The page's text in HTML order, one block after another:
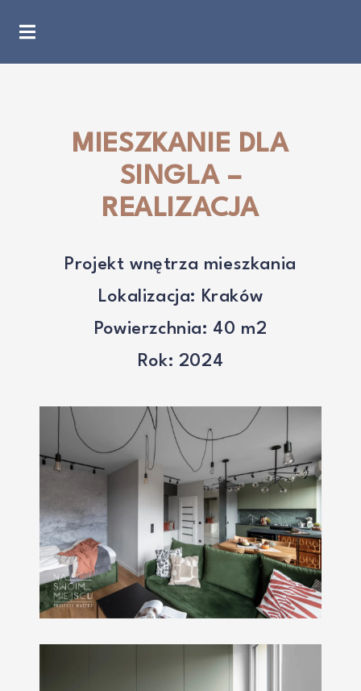
MIESZKANIE DLA
SINGLA –
REALIZACJA
Projekt wnętrza mieszkania
Lokalizacja: Kraków
Powierzchnia: 40 m2
Rok: 2024